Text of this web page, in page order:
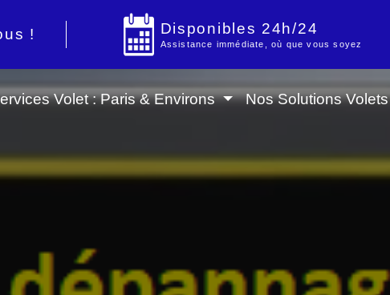
! Disponibles 24h/24
Assistance immédiate, où que vous soyez
Volet : Paris & Environs Nos Solutions Volets